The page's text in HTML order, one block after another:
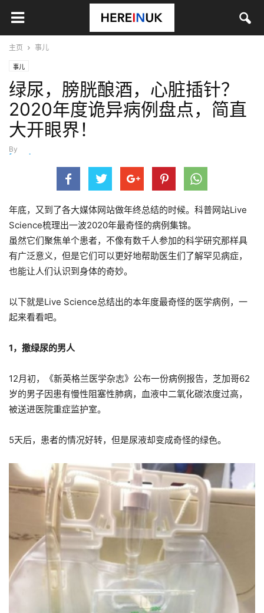
主页 事儿
事儿
绿尿，膀胱酿酒，心脏插针？
2020年度诡异病例盘点，简直
大开眼界！
By
fangzhou
年底，又到了各大媒体网站做年终总结的时候。科普网站Live
Science梳理出一波2020年最奇怪的病例集锦。
虽然它们聚焦单个患者，不像有数千人参加的科学研究那样具
有广泛意义，但是它们可以更好地帮助医生们了解罕见病症，
也能让人们认识到身体的奇妙。
以下就是Live Science总结出的本年度最奇怪的医学病例，一
起来看看吧。
1，撒绿尿的男人
12月初，《新英格兰医学杂志》公布一份病例报告，芝加哥62
岁的男子因患有慢性阻塞性肺病，血液中二氧化碳浓度过高，
被送进医院重症监护室。
5天后，患者的情况好转，但是尿液却变成奇怪的绿色。